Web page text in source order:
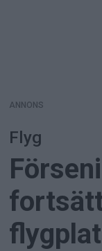
ANNONS
Flyg